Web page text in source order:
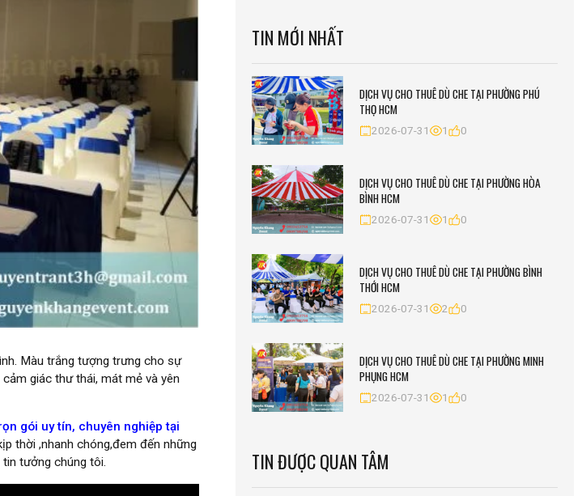
Màu trắng tượng trưng cho sự
giác thư thái, mát mẻ và yên
gói uy tín, chuyên nghiệp tại
thời ,nhanh chóng,đem đến những
tưởng chúng tôi.
TIN MỚI NHẤT
DỊCH VỤ CHO THUÊ DÙ CHE TẠI PHƯỜNG PHÚ
THỌ HCM
2026-07-31 1 0
DỊCH VỤ CHO THUÊ DÙ CHE TẠI PHƯỜNG HÒA
BÌNH HCM
2026-07-31 1 0
DỊCH VỤ CHO THUÊ DÙ CHE TẠI PHƯỜNG BÌNH
THỚI HCM
2026-07-31 2 0
DỊCH VỤ CHO THUÊ DÙ CHE TẠI PHƯỜNG MINH
PHỤNG HCM
2026-07-31 1 0
TIN ĐƯỢC QUAN TÂM